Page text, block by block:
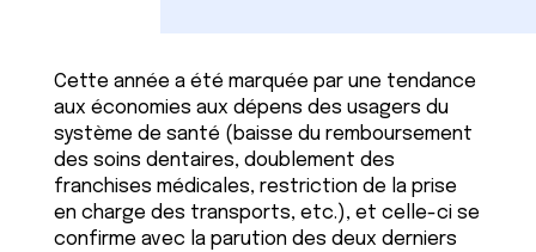
Cette année a été marquée par une tendance
aux économies aux dépens des usagers du
système de santé (baisse du remboursement
des soins dentaires, doublement des
franchises médicales, restriction de la prise
en charge des transports, etc.), et celle-ci se
confirme avec la parution des deux derniers